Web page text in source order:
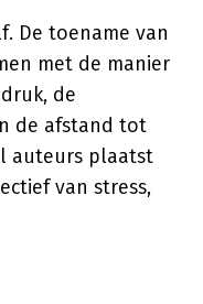
De toename van
met de manier
de
de afstand tot
auteurs plaatst
van stress,